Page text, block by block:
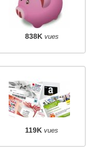
838K vues
119K vues